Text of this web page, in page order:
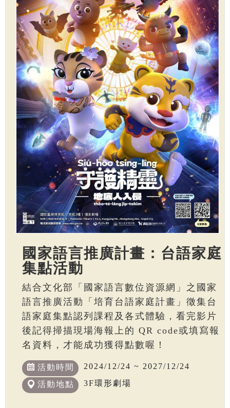
國家語言推廣計畫：台語家庭
集點活動
結合文化部「國家語言數位資源網」之國家
語言推廣活動「培育台語家庭計畫」徵集台
語家庭集點認列課程及各式體驗，看完影片
後記得掃描現場海報上的 QR code或填寫報
名資料，才能成功獲得點數喔！
活動時間 2024/12/24 ~ 2027/12/24
活動地點 3F環形劇場